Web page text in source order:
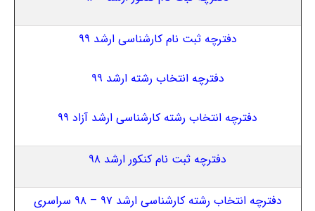
دفترچه ثبت نام کارشناسی ارشد ۹۹
دفترچه انتخاب رشته ارشد ۹۹
دفترچه انتخاب رشته کارشناسی ارشد آزاد ۹۹
دفترچه ثبت نام کنکور ارشد ۹۸
دفترچه انتخاب رشته کارشناسی ارشد ۹۷ – ۹۸ سراسری